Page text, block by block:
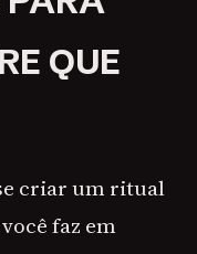
QUE
criar um ritual
faz em